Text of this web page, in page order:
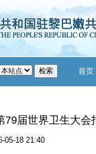
首页
79届世界卫生大会
05-18 21:40